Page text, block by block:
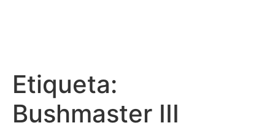
Etiqueta:
Bushmaster III